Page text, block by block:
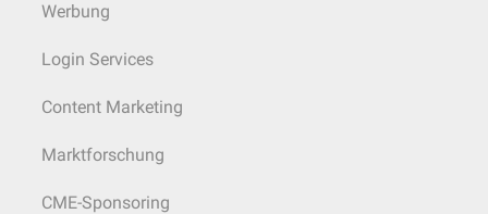
Werbung
Login Services
Content Marketing
Marktforschung
CME-Sponsoring